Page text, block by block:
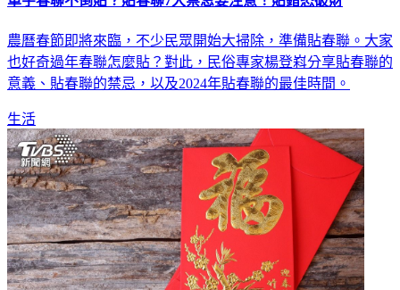
也好奇過年春聯怎麼貼？對此，民俗專家楊登嵙分享貼春聯的
意義、貼春聯的禁忌，以及2024年貼春聯的最佳時間。